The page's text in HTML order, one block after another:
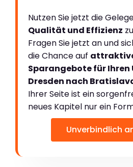
Nutzen Sie jetzt die
Qualität und Effizienz
Fragen Sie jetzt an und
die Chance auf
Sparangebote für Ihren
Dresden nach
Ihrer Seite ist ein
neues Kapitel nur ein
Unverbindlich